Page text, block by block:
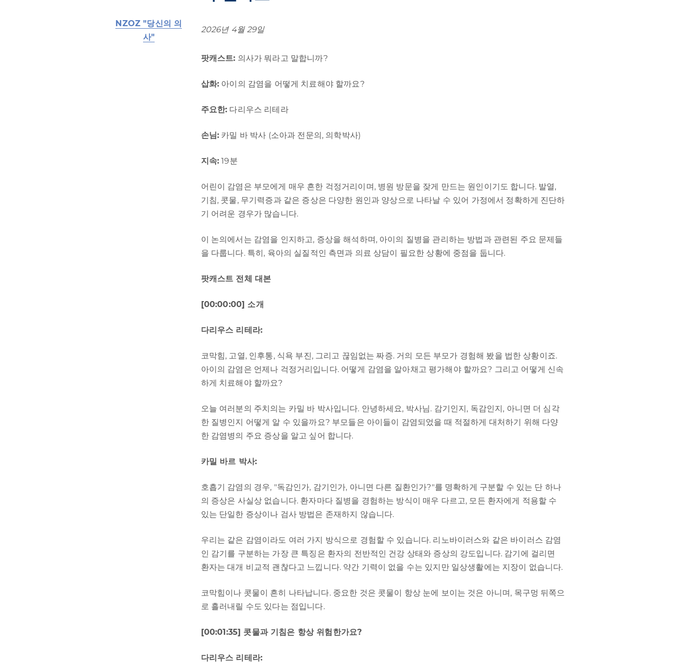
NZOZ "당신의 의
사"
2026년 4월 29일
팟캐스트: 의사가 뭐라고 말합니까?
삽화: 아이의 감염을 어떻게 치료해야 할까요?
주요한: 다리우스 리테라
손님: 카밀 바 박사 (소아과 전문의, 의학박사)
지속: 19분
어린이 감염은 부모에게 매우 흔한 걱정거리이며, 병원 방문을 잦게 만드는 원인이기도 합니다. 발열,
기침, 콧물, 무기력증과 같은 증상은 다양한 원인과 양상으로 나타날 수 있어 가정에서 정확하게 진단하
기 어려운 경우가 많습니다.
이 논의에서는 감염을 인지하고, 증상을 해석하며, 아이의 질병을 관리하는 방법과 관련된 주요 문제들
을 다룹니다. 특히, 육아의 실질적인 측면과 의료 상담이 필요한 상황에 중점을 둡니다.
팟캐스트 전체 대본
[00:00:00] 소개
다리우스 리테라:
코막힘, 고열, 인후통, 식욕 부진, 그리고 끊임없는 짜증. 거의 모든 부모가 경험해 봤을 법한 상황이죠.
아이의 감염은 언제나 걱정거리입니다. 어떻게 감염을 알아채고 평가해야 할까요? 그리고 어떻게 신속
하게 치료해야 할까요?
오늘 여러분의 주치의는 카밀 바 박사입니다. 안녕하세요, 박사님. 감기인지, 독감인지, 아니면 더 심각
한 질병인지 어떻게 알 수 있을까요? 부모들은 아이들이 감염되었을 때 적절하게 대처하기 위해 다양
한 감염병의 주요 증상을 알고 싶어 합니다.
카밀 바르 박사:
호흡기 감염의 경우, "독감인가, 감기인가, 아니면 다른 질환인가?"를 명확하게 구분할 수 있는 단 하나
의 증상은 사실상 없습니다. 환자마다 질병을 경험하는 방식이 매우 다르고, 모든 환자에게 적용할 수
있는 단일한 증상이나 검사 방법은 존재하지 않습니다.
우리는 같은 감염이라도 여러 가지 방식으로 경험할 수 있습니다. 리노바이러스와 같은 바이러스 감염
인 감기를 구분하는 가장 큰 특징은 환자의 전반적인 건강 상태와 증상의 강도입니다. 감기에 걸리면
환자는 대개 비교적 괜찮다고 느낍니다. 약간 기력이 없을 수는 있지만 일상생활에는 지장이 없습니다.
코막힘이나 콧물이 흔히 나타납니다. 중요한 것은 콧물이 항상 눈에 보이는 것은 아니며, 목구멍 뒤쪽으
로 흘러내릴 수도 있다는 점입니다.
[00:01:35] 콧물과 기침은 항상 위험한가요?
다리우스 리테라: